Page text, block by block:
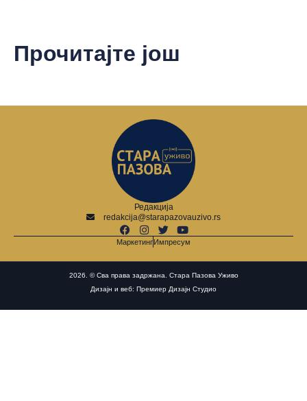
Прочитајте још
Редакција
redakcija@starapazovauzivo.rs
МаркетингИмпресум
2026. © Сва права задржана. Стара Пазова Уживо
Дизајн и веб: Премиер Дизајн Студио